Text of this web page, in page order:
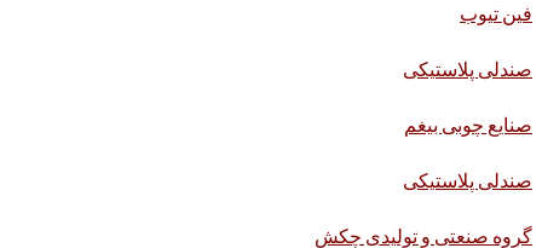
فین تیوب
صندلی پلاستیکی
صنایع چوبی بیغم
صندلی پلاستیکی
گروه صنعتی و تولیدی چکش